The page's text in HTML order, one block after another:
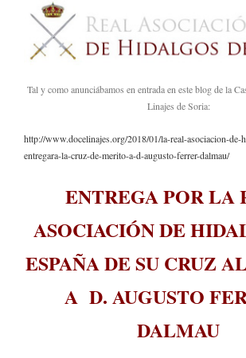
Tal y como anunciábamos en entrada en este blog de la
Linajes de Soria:
http://www.docelinajes.org/2018/01/la-real-asociacion-de-
entregara-la-cruz-de-merito-a-d-augusto-ferrer-dalmau/
ENTREGA POR LA
ASOCIACIÓN DE
ESPAÑA DE SU CRUZ
A D. AUGUSTO
DALMAU